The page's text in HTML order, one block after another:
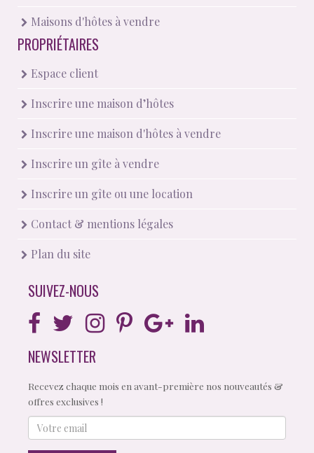
Maisons d'hôtes à vendre
PROPRIÉTAIRES
Espace client
Inscrire une maison d’hôtes
Inscrire une maison d'hôtes à vendre
Inscrire un gîte à vendre
Inscrire un gîte ou une location
Contact & mentions légales
Plan du site
SUIVEZ-NOUS
NEWSLETTER
Recevez chaque mois en avant-première nos nouveautés &
offres exclusives !
Votre
email